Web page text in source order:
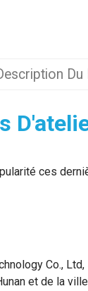
ces
Co.,
et de la